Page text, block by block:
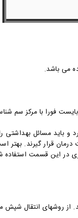
می باشد.
فورا با مرکز سم
مسائل بهداشتی
درمان قرار گیرند.
در این قسمت استفاده
روشهای انتقال شپش می